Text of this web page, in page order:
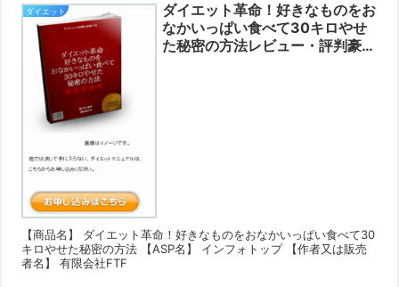
ダイエット
ダイエット革命！好きなものをお
なかいっぱい食べて30キロやせ
た秘密の方法レビュー・評判豪華
【商品名】 ダイエット革命！好きなものをおなかいっぱい食べて30
キロやせた秘密の方法 【ASP名】 インフォトップ 【作者又は販売
者名】 有限会社FTF